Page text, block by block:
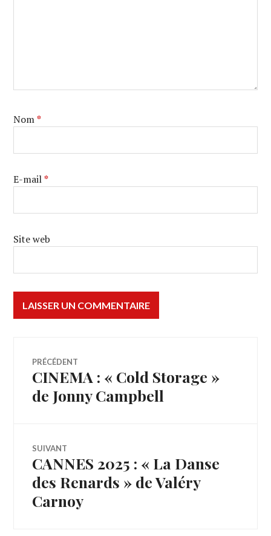
Nom*
E-mail*
Site web
Navigation
de
PRÉCÉDENT
Article
précédent :
CINEMA : « Cold Storage »
de Jonny Campbell
SUIVANT
Article
Suivant:
CANNES 2025 : « La Danse
des Renards » de Valéry
Carnoy